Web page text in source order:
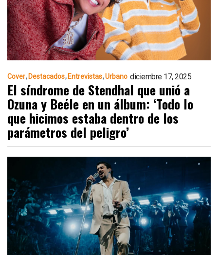
Cover Destacados Entrevistas Urbano diciembre 17, 2025
El síndrome de Stendhal que unió a
Ozuna y Beéle en un álbum: ‘Todo lo
que hicimos estaba dentro de los
parámetros del peligro’